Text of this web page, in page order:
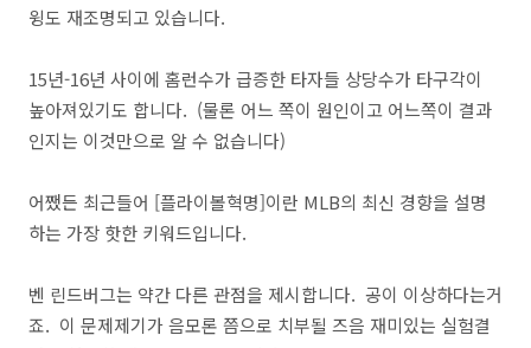
윙도 재조명되고 있습니다.
15년-16년 사이에 홈런수가 급증한 타자들 상당수가 타구각이
높아져있기도 합니다. (물론 어느 쪽이 원인이고 어느쪽이 결과
인지는 이것만으로 알 수 없습니다)
어쨌든 최근들어 [플라이볼혁명]이란 MLB의 최신 경향을 설명
하는 가장 핫한 키워드입니다.
벤 린드버그는 약간 다른 관점을 제시합니다. 공이 이상하다는거
죠. 이 문제제기가 음모론 쯤으로 치부될 즈음 재미있는 실험결